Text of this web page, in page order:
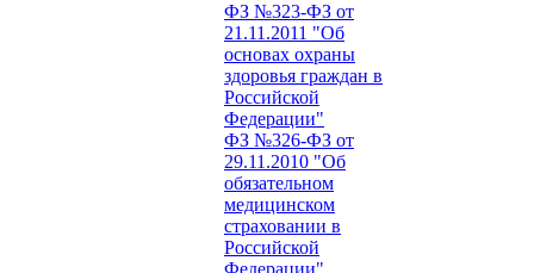
ФЗ №323-ФЗ от
21.11.2011 "Об
основах охраны
здоровья граждан в
Российской
Федерации"
ФЗ №326-ФЗ от
29.11.2010 "Об
обязательном
медицинском
страховании в
Российской
Федерации"